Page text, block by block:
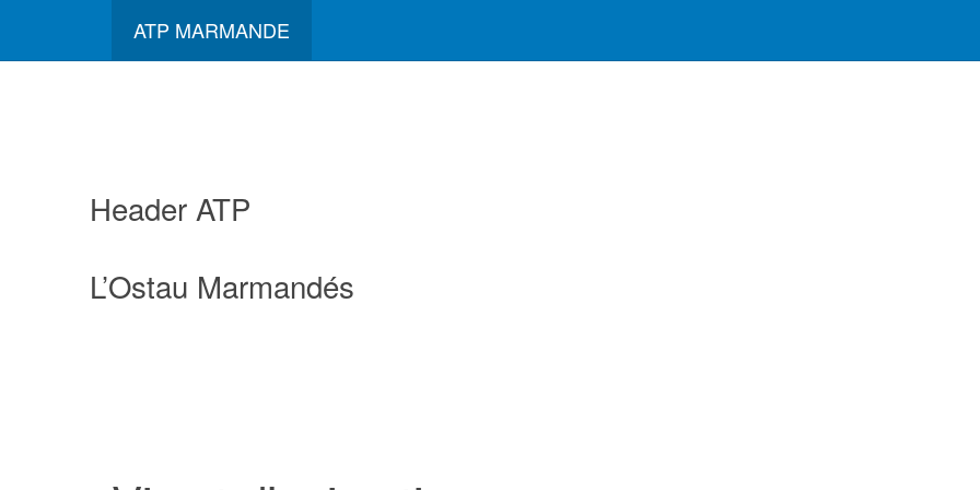
ATP MARMANDE
Header ATP
L’Ostau Marmandés